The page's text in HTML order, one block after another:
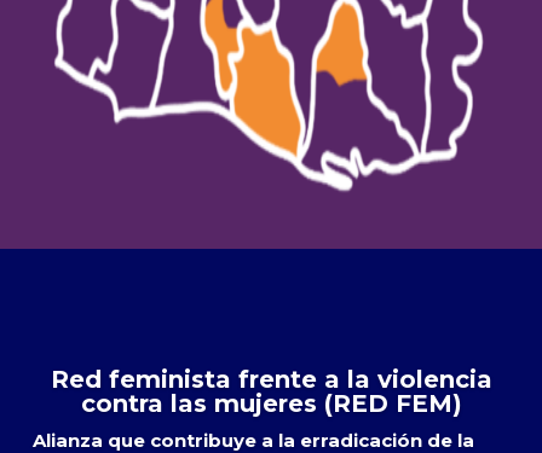
Red feminista frente a la violencia
contra las mujeres (RED FEM)
Alianza que contribuye a la erradicación de la